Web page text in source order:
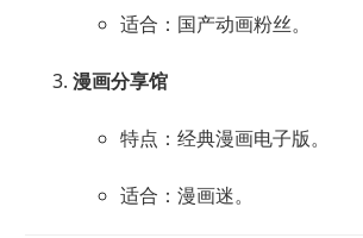
适合：国产动画粉丝。
漫画分享馆
特点：经典漫画电子版。
适合：漫画迷。